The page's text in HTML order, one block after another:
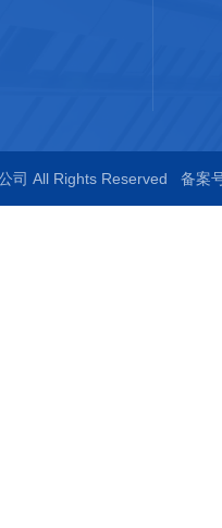
司 All Rights Reserved 备案